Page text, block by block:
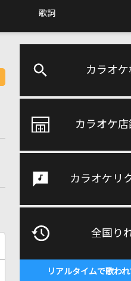
歌詞
カラオケ
カラオケ
カラオケリ
全国り
リアルタイムで歌わ